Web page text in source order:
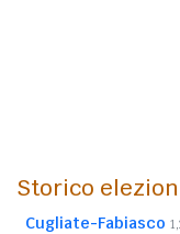
Storico
Cugliate-Fabiasco